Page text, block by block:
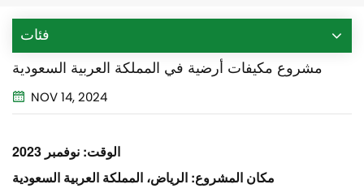
فئات
مشروع مكيفات أرضية في المملكة العربية السعودية
NOV 14, 2024
الوقت: نوفمبر 2023
مكان المشروع: الرياض، المملكة العربية السعودية